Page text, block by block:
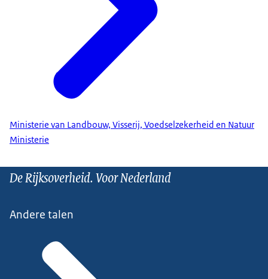
Ministerie van Landbouw, Visserij, Voedselzekerheid en Natuur
Ministerie
De Rijksoverheid. Voor Nederland
Andere talen